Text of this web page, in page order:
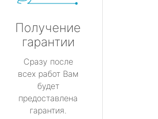
Получение
гарантии
Сразу после
всех работ Вам
будет
предоставлена
гарантия.